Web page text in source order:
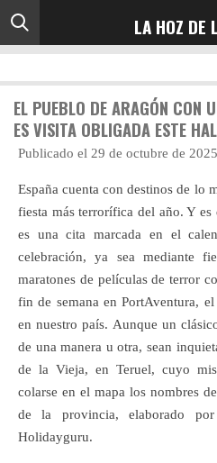
Ir
al
principal
LA HOZ DE
EL PUEBLO DE ARAGÓN CON
ES VISITA OBLIGADA ESTE
Publicado el 29 de octubre de
España cuenta con destinos de lo
fiesta más terrorífica del año. Y
es una cita marcada en el
celebración, ya sea mediante
maratones de películas de terror
fin de semana en PortAventura,
en nuestro país. Aunque un
de una manera u otra, sean
de la Vieja, en Teruel, cuyo
colarse en el mapa los nombres
de la provincia, elaborado
Holidayguru.